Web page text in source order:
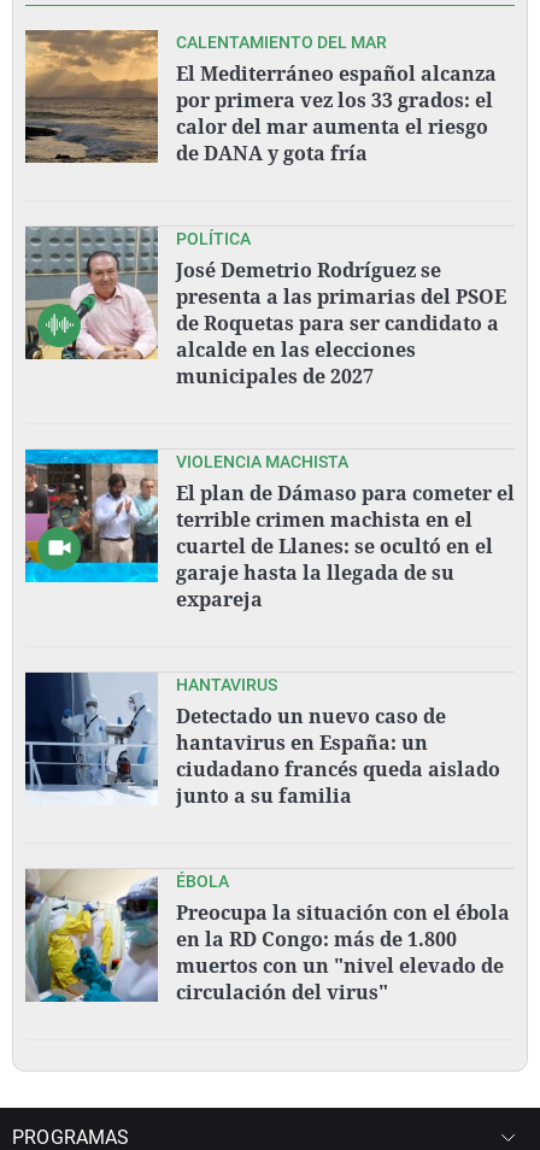
CALENTAMIENTO DEL MAR
El Mediterráneo español alcanza
por primera vez los 33 grados: el
calor del mar aumenta el riesgo
de DANA y gota fría
POLÍTICA
José Demetrio Rodríguez se
presenta a las primarias del PSOE
de Roquetas para ser candidato a
alcalde en las elecciones
municipales de 2027
VIOLENCIA MACHISTA
El plan de Dámaso para cometer el
terrible crimen machista en el
cuartel de Llanes: se ocultó en el
garaje hasta la llegada de su
expareja
HANTAVIRUS
Detectado un nuevo caso de
hantavirus en España: un
ciudadano francés queda aislado
junto a su familia
ÉBOLA
Preocupa la situación con el ébola
en la RD Congo: más de 1.800
muertos con un "nivel elevado de
circulación del virus"
PROGRAMAS